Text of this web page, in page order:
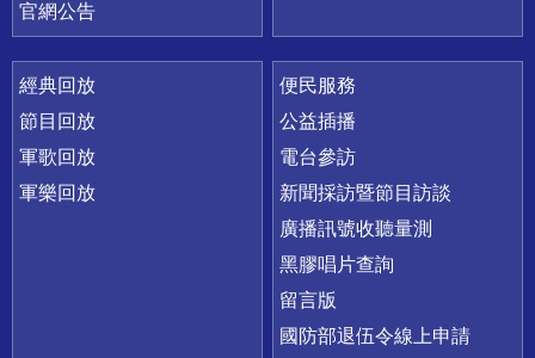
官網公告
經典回放
節目回放
軍歌回放
軍樂回放
便民服務
公益插播
電台參訪
新聞採訪暨節目訪談
廣播訊號收聽量測
黑膠唱片查詢
留言版
國防部退伍令線上申請